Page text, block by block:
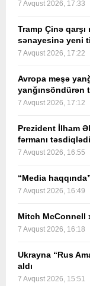
7 Avqust 2026, 17:33
Tramp Çinə
sənayesinə yeni
7 Avqust 2026, 17:22
Avropa meşə
yanğınsöndürən
7 Avqust 2026, 17:12
Prezident İlham
fərmanı təsdiqlədi
7 Avqust 2026, 16:55
“Media
7 Avqust 2026, 16:49
Mitch McConnell
7 Avqust 2026, 16:18
Ukrayna “Rus
aldı
7 Avqust 2026, 15:51